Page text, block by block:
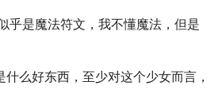
乎是魔法符文，我不懂魔法，但是
么好东西，至少对这个少女而言，